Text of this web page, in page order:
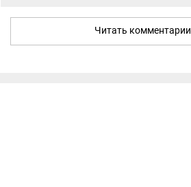
Читать комментарии